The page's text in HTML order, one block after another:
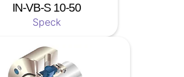
IN-VB-S 10-50
Speck